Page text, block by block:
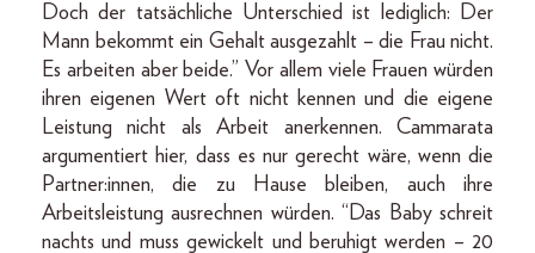
Doch der tatsächliche Unterschied ist lediglich: Der
Mann bekommt ein Gehalt ausgezahlt – die Frau nicht.
Es arbeiten aber beide.” Vor allem viele Frauen würden
ihren eigenen Wert oft nicht kennen und die eigene
Leistung nicht als Arbeit anerkennen. Cammarata
argumentiert hier, dass es nur gerecht wäre, wenn die
Partner:innen, die zu Hause bleiben, auch ihre
Arbeitsleistung ausrechnen würden. “Das Baby schreit
nachts und muss gewickelt und beruhigt werden – 20